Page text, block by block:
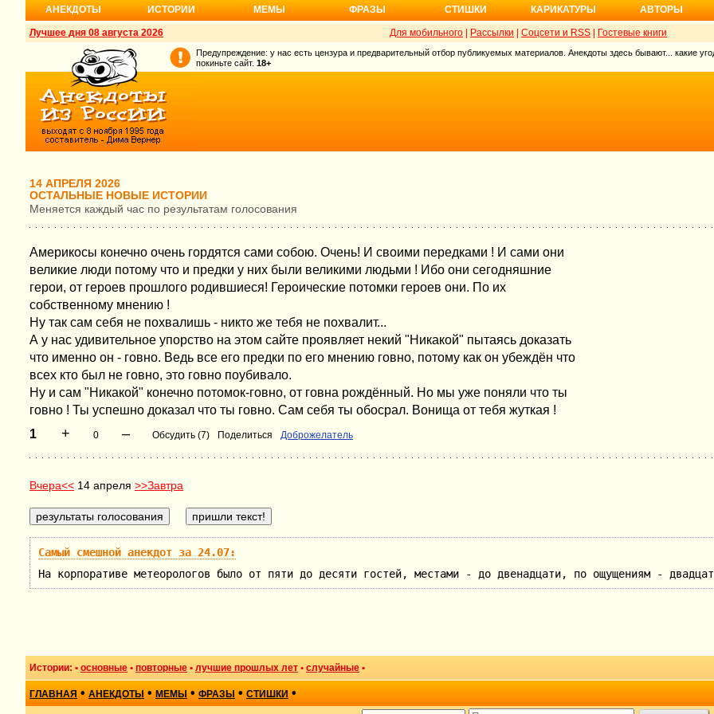
АНЕКДОТЫ ИСТОРИИ МЕМЫ ФРАЗЫ СТИШКИ КАРИКАТУРЫ АВТОРЫ
Лучшее дня 08 августа 2026 Для мобильного Рассылки Соцсети и RSS Гостевые книги
Предупреждение: у нас есть цензура и предварительный отбор публикуемых материалов. Анекдоты здесь бывают... какие
покиньте сайт. 18+
14 АПРЕЛЯ 2026
ОСТАЛЬНЫЕ НОВЫЕ ИСТОРИИ
Меняется каждый час по результатам голосования
Америкосы конечно очень гордятся сами собою. Очень! И своими передками ! И сами они
великие люди потому что и предки у них были великими людьми ! Ибо они сегодняшние
герои, от героев прошлого родившиеся! Героические потомки героев они. По их
собственному мнению !
Ну так сам себя не похвалишь - никто же тебя не похвалит...
А у нас удивительное упорство на этом сайте проявляет некий "Никакой" пытаясь доказать
что именно он - говно. Ведь все его предки по его мнению говно, потому как он убеждён что
всех кто был не говно, это говно поубивало.
Ну и сам "Никакой" конечно потомок-говно, от говна рождённый. Но мы уже поняли что ты
говно ! Ты успешно доказал что ты говно. Сам себя ты обосрал. Вонища от тебя жуткая !
1
+ 0 – Обсудить (7) Поделиться Доброжелатель
Вчера<< 14 апреля >>Завтра
Самый смешной анекдот за 24.07:
На корпоративе метеорологов было от пяти до десяти гостей, местами - до двенадцати, по ощущениям -
Истории: • основные • повторные • лучшие прошлых лет • случайные •
ГЛАВНАЯ • АНЕКДОТЫ • МЕМЫ • ФРАЗЫ • СТИШКИ •